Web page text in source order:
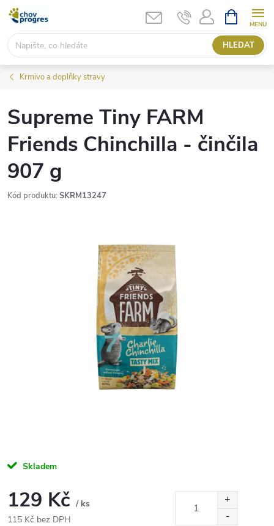
Přejít
obsah
HLEDAT
NÁKUPNÍ
KOŠÍK
Krmivo a doplňky stravy
Supreme Tiny FARM
Friends Chinchilla - činčila
907 g
Kód produktu: SKRM13247
Skladem
129 Kč / ks
115 Kč bez DPH